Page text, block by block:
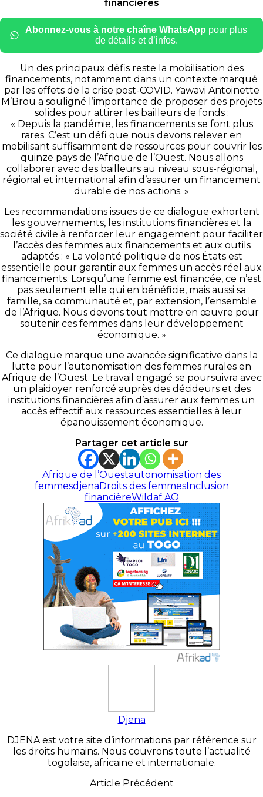
financières
Abonnez-vous à notre chaîne WhatsApp pour plus
de détails et d’infos.
Un des principaux défis reste la mobilisation des
financements, notamment dans un contexte marqué
par les effets de la crise post-COVID. Yawavi Antoinette
M’Brou a souligné l’importance de proposer des projets
solides pour attirer les bailleurs de fonds :
« Depuis la pandémie, les financements se font plus
rares. C’est un défi que nous devons relever en
mobilisant suffisamment de ressources pour couvrir les
quinze pays de l’Afrique de l’Ouest. Nous allons
collaborer avec des bailleurs au niveau sous-régional,
régional et international afin d’assurer un financement
durable de nos actions. »
Les recommandations issues de ce dialogue exhortent
les gouvernements, les institutions financières et la
société civile à renforcer leur engagement pour faciliter
l’accès des femmes aux financements et aux outils
adaptés : « La volonté politique de nos États est
essentielle pour garantir aux femmes un accès réel aux
financements. Lorsqu’une femme est financée, ce n’est
pas seulement elle qui en bénéficie, mais aussi sa
famille, sa communauté et, par extension, l’ensemble
de l’Afrique. Nous devons tout mettre en œuvre pour
soutenir ces femmes dans leur développement
économique. »
Ce dialogue marque une avancée significative dans la
lutte pour l’autonomisation des femmes rurales en
Afrique de l’Ouest. Le travail engagé se poursuivra avec
un plaidoyer renforcé auprès des décideurs et des
institutions financières afin d’assurer aux femmes un
accès effectif aux ressources essentielles à leur
épanouissement économique.
Partager cet article sur
Afrique de l’Ouestautonomisation des
femmesdjenaDroits des femmesInclusion
financièreWildaf AO
Djena
DJENA est votre site d’informations par référence sur
les droits humains. Nous couvrons toute l’actualité
togolaise, africaine et internationale.
Article Précédent